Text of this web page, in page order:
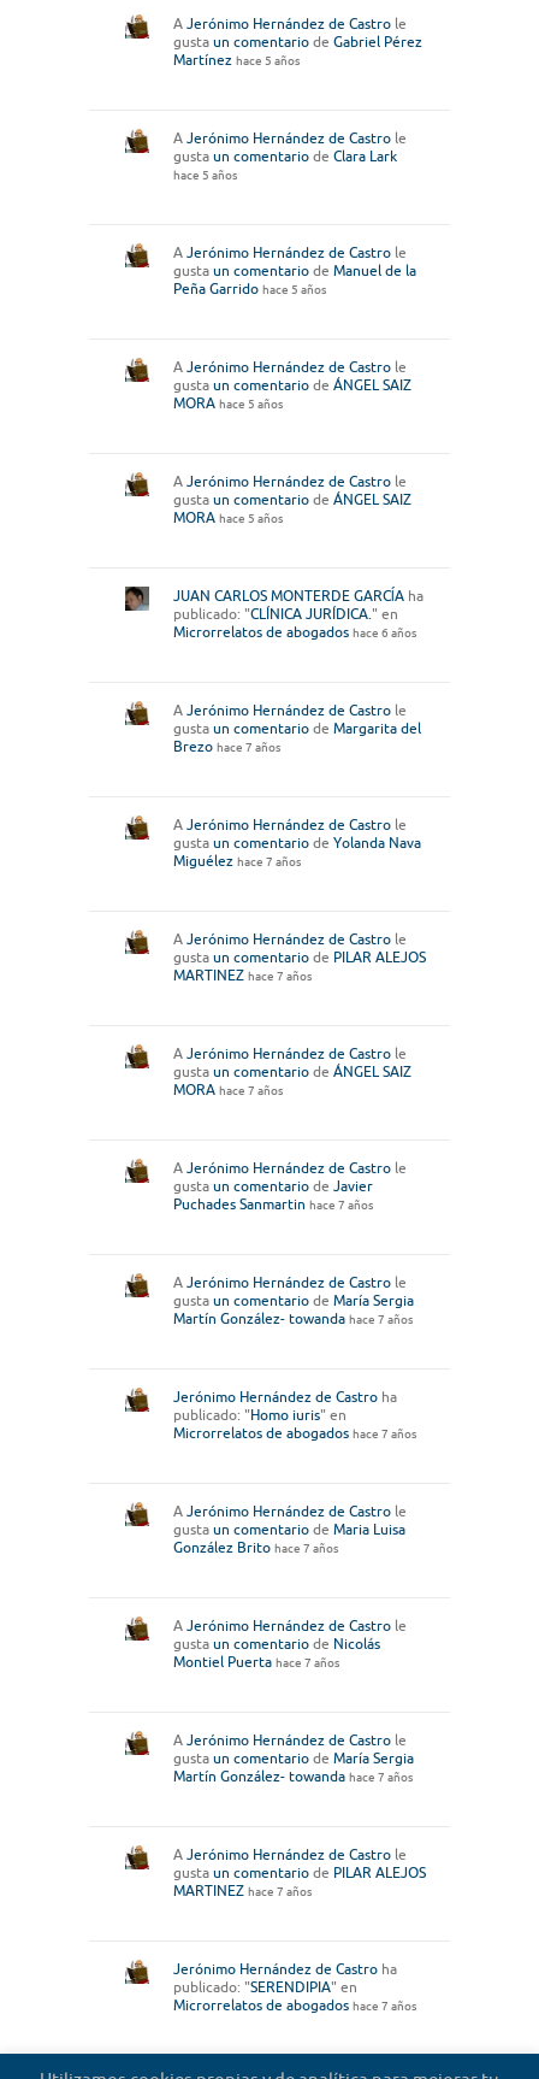
A Jerónimo Hernández de Castro le
gusta un comentario de Gabriel Pérez
Martínez hace 5 años
A Jerónimo Hernández de Castro le
gusta un comentario de Clara Lark
hace 5 años
A Jerónimo Hernández de Castro le
gusta un comentario de Manuel de la
Peña Garrido hace 5 años
A Jerónimo Hernández de Castro le
gusta un comentario de ÁNGEL SAIZ
MORA hace 5 años
A Jerónimo Hernández de Castro le
gusta un comentario de ÁNGEL SAIZ
MORA hace 5 años
JUAN CARLOS MONTERDE GARCĺA ha
publicado: "CLÍNICA JURÍDICA. " en
Microrrelatos de abogados hace 6 años
A Jerónimo Hernández de Castro le
gusta un comentario de Margarita del
Brezo hace 7 años
A Jerónimo Hernández de Castro le
gusta un comentario de Yolanda Nava
Miguélez hace 7 años
A Jerónimo Hernández de Castro le
gusta un comentario de PILAR ALEJOS
MARTINEZ hace 7 años
A Jerónimo Hernández de Castro le
gusta un comentario de ÁNGEL SAIZ
MORA hace 7 años
A Jerónimo Hernández de Castro le
gusta un comentario de Javier
Puchades Sanmartin hace 7 años
A Jerónimo Hernández de Castro le
gusta un comentario de María Sergia
Martín González- towanda hace 7 años
Jerónimo Hernández de Castro ha
publicado: "Homo iuris" en
Microrrelatos de abogados hace 7 años
A Jerónimo Hernández de Castro le
gusta un comentario de Maria Luisa
González Brito hace 7 años
A Jerónimo Hernández de Castro le
gusta un comentario de Nicolás
Montiel Puerta hace 7 años
A Jerónimo Hernández de Castro le
gusta un comentario de María Sergia
Martín González- towanda hace 7 años
A Jerónimo Hernández de Castro le
gusta un comentario de PILAR ALEJOS
MARTINEZ hace 7 años
Jerónimo Hernández de Castro ha
publicado: "SERENDIPIA" en
Microrrelatos de abogados hace 7 años